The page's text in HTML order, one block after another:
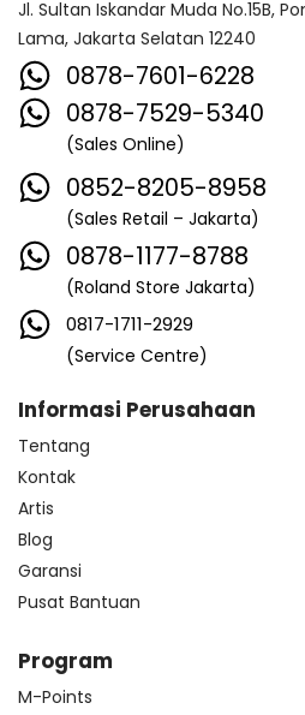
Jl. Sultan Iskandar Muda No.15B,
Lama, Jakarta Selatan 12240
0878-7601-6228
0878-7529-5340
(Sales Online)
0852-8205-8958
(Sales Retail – Jakarta)
0878-1177-8788
(Roland Store Jakarta)
0817-1711-2929
(Service Centre)
Informasi Perusahaan
Tentang
Kontak
Artis
Blog
Garansi
Pusat Bantuan
Program
M-Points